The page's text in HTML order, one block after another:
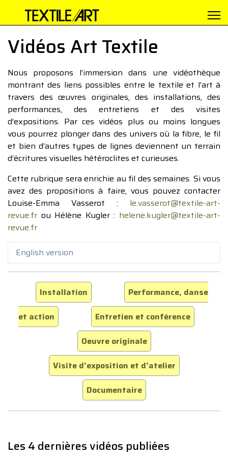
Vidéos Art Textile
Nous proposons l’immersion dans une vidéothèque
montrant des liens possibles entre le textile et l’art à
travers des œuvres originales, des installations, des
performances, des entretiens et des visites
d’expositions. Par ces vidéos plus ou moins longues
vous pourrez plonger dans des univers où la fibre, le fil
et bien d’autres types de lignes deviennent un terrain
d’écritures visuelles hétéroclites et curieuses.
Cette rubrique sera enrichie au fil des semaines. Si vous
avez des propositions à faire, vous pouvez contacter
Louise-Emma Vasserot : le.vasserot@textile-art-
revue.fr ou Hélène Kugler : helene.kugler@textile-art-
revue.fr
English version
Installation
Performance, danse
et action
Entretien et conférence
Oeuvre originale
Visite d'exposition et d'atelier
Documentaire
Les 4 dernières vidéos publiées